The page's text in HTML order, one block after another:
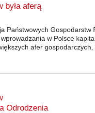
była aferą
Państwowych Gospodarstw
w Polsce
afer
Odrodzenia